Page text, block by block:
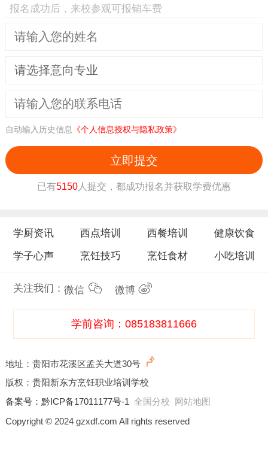
报名成功后，来校参观可报销车费
自动输入历史信息 《个人信息授权与隐私政策》
立即提交
已有5150 人提交，都成功报名并获取学费优惠
学厨资讯 西点培训 西餐培训 健康饮食
学子心声 烹饪技巧 烹饪食材 小吃培训
关注我们：微信 微博
学前咨询：085183811666
地址：贵阳市花溪区孟关大道30号
版权：贵阳新东方烹饪职业培训学校
备案号： 黔ICP备17011177号-1 全国分校 网站地图
Copyright © 2024 gzxdf.com All rights reserved